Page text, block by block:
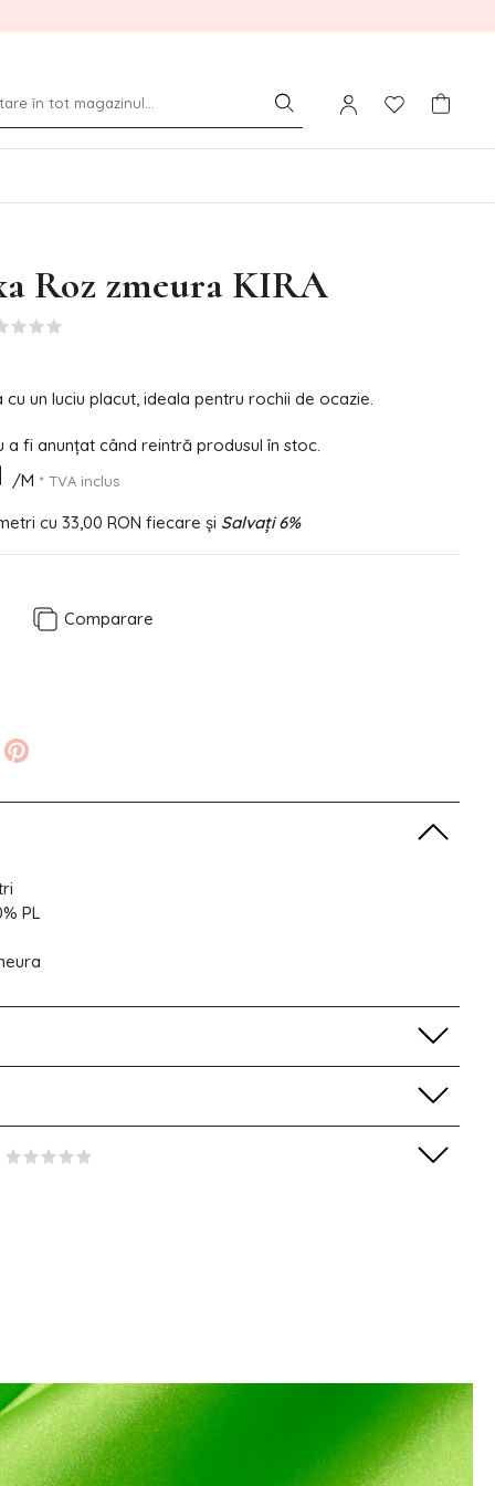
Roz zmeura KIRA
un luciu placut, ideala pentru rochii de ocazie.
a fi anunțat când reintră produsul în stoc.
/M * TVA inclus
cu33,00 RON fiecare și Salvați6%
Comparare
PL